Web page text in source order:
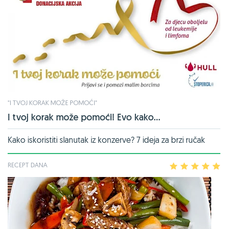
"I TVOJ KORAK MOŽE POMOĆI"
I tvoj korak može pomoći! Evo kako...
Kako iskoristiti slanutak iz konzerve? 7 ideja za brzi ručak
RECEPT DANA 2 3 4